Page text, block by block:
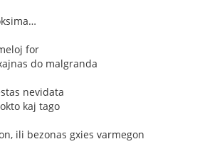
for
do malgranda
nevidata
kaj tago
ili bezonas gxies varmegon